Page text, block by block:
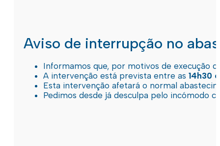
Aviso de interrupção no
Informamos que, por motivos de execução
A intervenção está prevista entre as 14h30
Esta intervenção afetará o normal
Pedimos desde já desculpa pelo incómodo